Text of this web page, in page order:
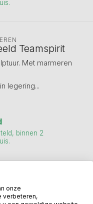
Teamspirit
Met marmeren
legering...
binnen 2
- Een
onze
verbeteren,